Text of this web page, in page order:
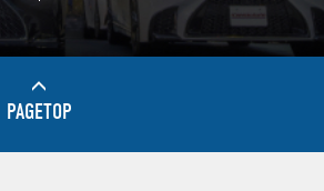
PAGETOP